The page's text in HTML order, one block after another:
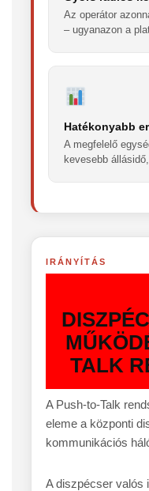
Az operátor
– ugyanazon a
Hatékonyabb
A megfelelő
kevesebb
IRÁNYÍTÁS
TALK
A Push-to-Talk
eleme a központi
kommunikációs
A diszpécser valós